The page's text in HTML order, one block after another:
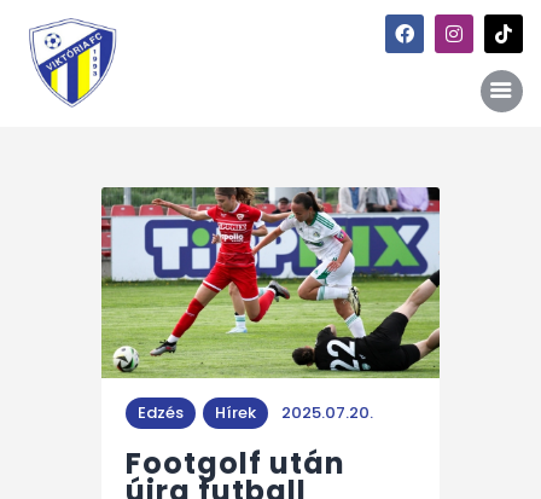
Főoldal
Hírek
Galéria
Történet
Kapcsolat
Szponzori kiajánlás
Edzés Hírek 2025.07.20.
Footgolf után